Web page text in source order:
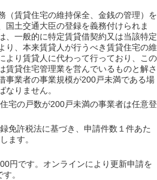
（賃貸住宅の維持保全、金銭の管理）を
国土交通大臣の登録を義務付けられま
、一般的に特定賃貸借契約又は当該特定
り、本来賃貸人が行うべき賃貸住宅の維
より賃貸人に代わって行っており、この
賃貸住宅管理業を営んでいるものと解さ
事業者の事業規模が200戸未満である場
なりません。
宅の戸数が200戸未満の事業者は任意登
免許税法に基づき、申請件数１件あた
ます。
円です。オンラインにより更新申請を
。